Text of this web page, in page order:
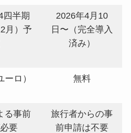
四半期
月）予
2026年4月10
日〜（完全導入
済み）
ロ） 無料
る事前
要
旅行者からの事
前申請は不要